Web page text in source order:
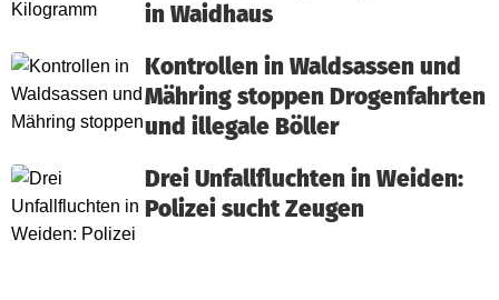
in Waidhaus
Kontrollen in Waldsassen und
Mähring stoppen Drogenfahrten
und illegale Böller
Drei Unfallfluchten in Weiden:
Polizei sucht Zeugen